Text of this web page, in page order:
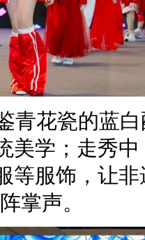
青花瓷的蓝
美学；走秀
等服饰，让非
掌声。